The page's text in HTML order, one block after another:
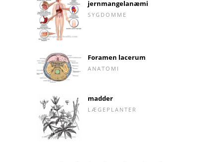
jernmangelanæmi
SYGDOMME
Foramen lacerum
ANATOMI
madder
LÆGEPLANTER